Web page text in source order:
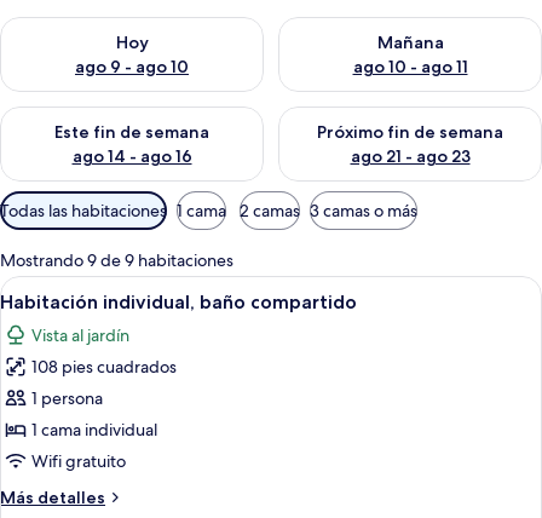
Hoy
ago 9 - ago 10
Consulta la disponibilidad para hoy ago 9 - ago 10
Mañana
ago 10 - ago 11
Consulta la disponibilidad
Este fin de semana
ago 14 - ago 16
Consulta la disponibilidad para este fin de semana ago 14 -
Próximo fin de semana
ago 21 - ago 23
Consulta la disponibilidad
Filtros
disponibles
para
las
habitaciones
Todas las habitaciones 1 cama 2 camas 3 camas o más
Mostrando 9 de 9 habitaciones
Abrir
todas
las
fotos
de
Habitación
individual,
compartido
Un dormitorio pequeño y acogedor
5
Habitación individual, baño compartido
Vista al jardín
108 pies cuadrados
1 persona
1 cama individual
Wifi gratuito
Más detalles
Más